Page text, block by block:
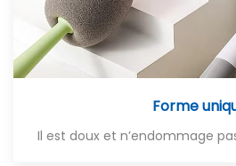
Forme
Il est doux et n’endommage